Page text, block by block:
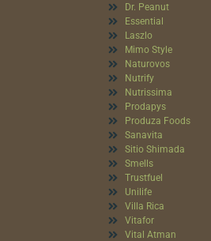
Dr. Peanut
Essential
Laszlo
Mimo Style
Naturovos
Nutrify
Nutrissima
Prodapys
Produza Foods
Sanavita
Sitio Shimada
Smells
Trustfuel
Unilife
Villa Rica
Vitafor
Vital Atman